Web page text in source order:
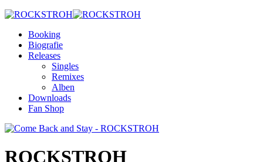
Booking
Biografie
Releases
Singles
Remixes
Alben
Downloads
Fan Shop
ROCKSTROH